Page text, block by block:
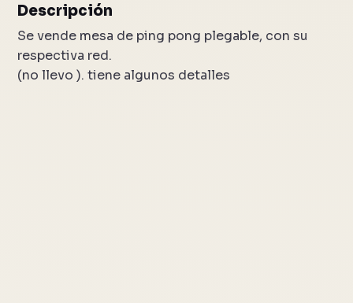
Descripción
Se vende mesa de ping pong plegable, con su
respectiva red.
(no llevo ). tiene algunos detalles